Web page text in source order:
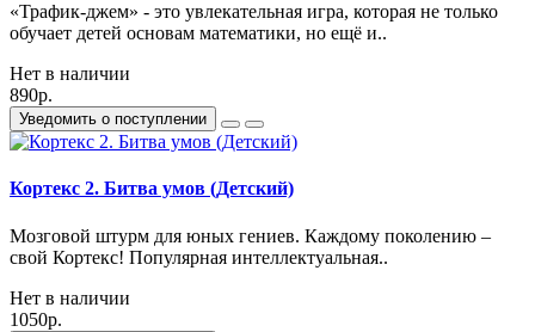
«Трафик-джем» - это увлекательная игра, которая не только
обучает детей основам математики, но ещё и..
Нет в наличии
890р.
Уведомить о поступлении
Кортекс 2. Битва умов (Детский)
Мозговой штурм для юных гениев. Каждому поколению –
свой Кортекс! Популярная интеллектуальная..
Нет в наличии
1050р.